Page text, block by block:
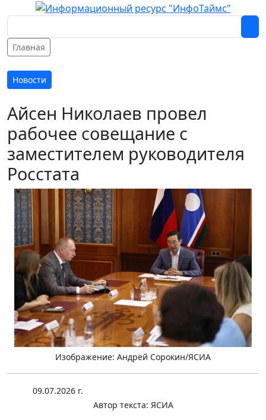
Главная
Новости
Айсен Николаев провел
рабочее совещание с
заместителем руководителя
Росстата
Изображение: Андрей Сорокин/ЯСИА
09.07.2026 г.
Автор текста: ЯСИА